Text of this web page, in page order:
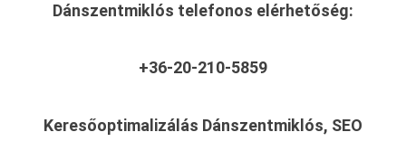
Dánszentmiklós telefonos elérhetőség:
+36-20-210-5859
Keresőoptimalizálás Dánszentmiklós, SEO